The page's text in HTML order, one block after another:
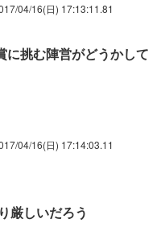
04/16(日) 17:13:11.81
に挑む陣営がどうかして
04/16(日) 17:14:03.11
厳しいだろう